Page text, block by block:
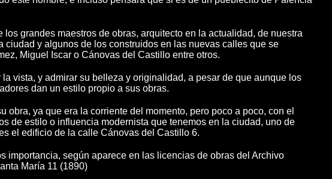
grandes maestros de obras, arquitecto en la actualidad, de nuestra
y algunos de los construidos en las nuevas calles que se
Miguel Iscar o Cánovas del Castillo entre otros.
vista, y admirar su belleza y originalidad, a pesar de que aunque los
dan un estilo propio a sus obras.
ya que era la corriente del momento, pero poco a poco, con el
de estilo o influencia modernista que tenemos en la ciudad, uno de
el edificio de la calle Cánovas del Castillo 6.
importancia, según aparece en las licencias de obras del Archivo
María 11 (1890)